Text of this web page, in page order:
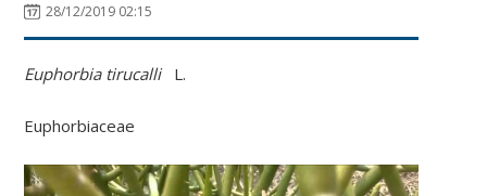
28/12/2019 02:15
Euphorbia tirucalli L.
Euphorbiaceae